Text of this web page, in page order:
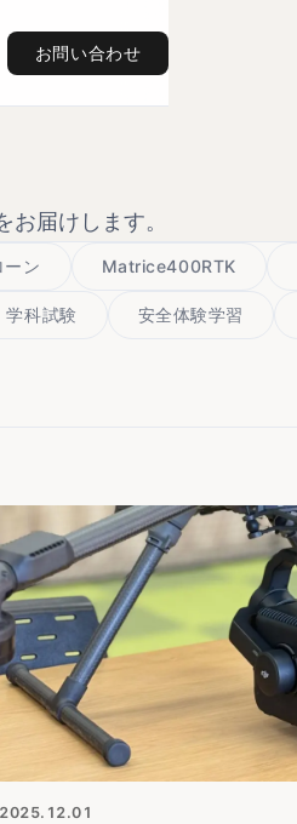
お問い合わせ
届けします。
ン Matrice400RTK
学科試験 安全体験学習
2025.12.01